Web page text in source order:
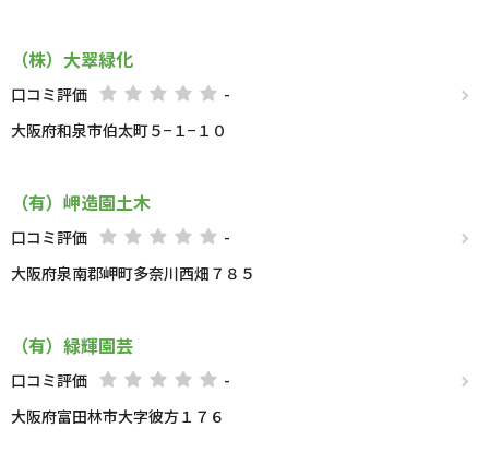
（株）大翠緑化
口コミ評価
-
大阪府和泉市伯太町５−１−１０
（有）岬造園土木
口コミ評価
-
大阪府泉南郡岬町多奈川西畑７８５
（有）緑輝園芸
口コミ評価
-
大阪府富田林市大字彼方１７６